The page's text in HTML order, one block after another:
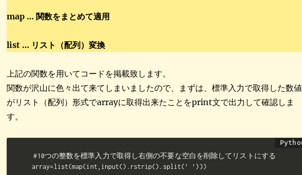
map … 関数をまとめて適用
list … リスト（配列）変換
上記の関数を用いてコードを掲載致します。
関数が沢山に色々出て来てしまいましたので、まずは、標準入力で取得した数値
がリスト（配列）形式でarrayに取得出来たことをprint文で出力して確認しま
す。
#10つの整数を標準入力で取得し右側の不要な空白を削除してリストにする
array=list(map(int,input().rstrip().split(' ')))